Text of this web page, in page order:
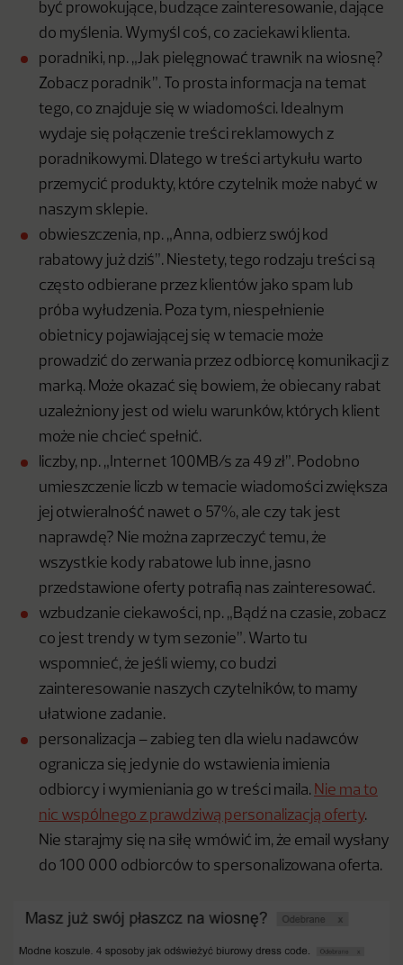
być prowokujące, budzące zainteresowanie, dające
do myślenia. Wymyśl coś, co zaciekawi klienta.
poradniki, np. „Jak pielęgnować trawnik na wiosnę?
Zobacz poradnik”. To prosta informacja na temat
tego, co znajduje się w wiadomości. Idealnym
wydaje się połączenie treści reklamowych z
poradnikowymi. Dlatego w treści artykułu warto
przemycić produkty, które czytelnik może nabyć w
naszym sklepie.
obwieszczenia, np. „Anna, odbierz swój kod
rabatowy już dziś”. Niestety, tego rodzaju treści są
często odbierane przez klientów jako spam lub
próba wyłudzenia. Poza tym, niespełnienie
obietnicy pojawiającej się w temacie może
prowadzić do zerwania przez odbiorcę komunikacji z
marką. Może okazać się bowiem, że obiecany rabat
uzależniony jest od wielu warunków, których klient
może nie chcieć spełnić.
liczby, np. „Internet 100MB/s za 49 zł”. Podobno
umieszczenie liczb w temacie wiadomości zwiększa
jej otwieralność nawet o 57%, ale czy tak jest
naprawdę? Nie można zaprzeczyć temu, że
wszystkie kody rabatowe lub inne, jasno
przedstawione oferty potrafią nas zainteresować.
wzbudzanie ciekawości, np. „Bądź na czasie, zobacz
co jest trendy w tym sezonie”. Warto tu
wspomnieć, że jeśli wiemy, co budzi
zainteresowanie naszych czytelników, to mamy
ułatwione zadanie.
personalizacja – zabieg ten dla wielu nadawców
ogranicza się jedynie do wstawienia imienia
odbiorcy i wymieniania go w treści maila. Nie ma to
nic wspólnego z prawdziwą personalizacją oferty.
Nie starajmy się na siłę wmówić im, że email wysłany
do 100 000 odbiorców to spersonalizowana oferta.